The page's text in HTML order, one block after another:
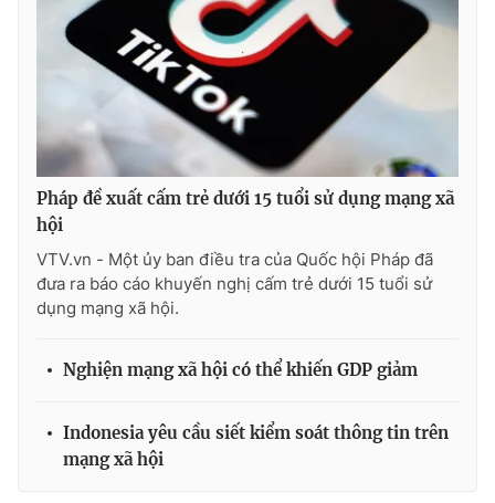
Ðiện thoại Thời báo VTV:024.66 897 897
toasoan@vtv.vn
Liên hệ quảng cáo: 024-7300.7108
® Cấm sao chép dưới mọi hình thức nếu không có sự chấp
thông tin từ website này.
Pháp đề xuất cấm trẻ dưới 15 tuổi sử dụng mạng xã
hội
VTV.vn - Một ủy ban điều tra của Quốc hội Pháp đã
đưa ra báo cáo khuyến nghị cấm trẻ dưới 15 tuổi sử
dụng mạng xã hội.
Nghiện mạng xã hội có thể khiến GDP giảm
Indonesia yêu cầu siết kiểm soát thông tin trên
mạng xã hội